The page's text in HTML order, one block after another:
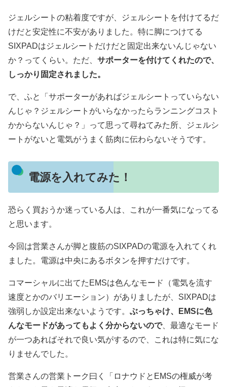
ジェルシートの粘着度ですが、ジェルシートを付けてるだ
けだと安定性に不安がありました。特に脚につけてる
SIXPADはジェルシートだけだと固定出来ないんじゃない
か？ってくらい。ただ、 サポーターを付けてくれたので、
しっかり固定されました。
で、ふと「サポーターがあればジェルシートっていらない
んじゃ？ジェルシートがいらなかったらランニングコスト
かからないんじゃ？」って思って尋ねてみた所、ジェルシ
ートがないと電気がうまく筋肉に伝わらないそうです。
電源を入れてみた！
恐らく買おうか迷っている人は、これが一番気になってる
と思います。
今回は営業さんが脚と腹筋のSIXPADの電源を入れてくれ
ました。電源は中央にあるボタンを押すだけです。
コマーシャルに出てたEMSは色んなモード（電気を流す
速度とかのバリエーション）がありましたが、SIXPADは
強弱しか設定出来ないようです。 ぶっちゃけ、EMSに色
んなモードがあってもよく分からないので、最適なモード
が一つあればそれで良い気がするので、これは特に気にな
りませんでした。
営業さんの営業トーク曰く「ロナウドとEMSの権威が考